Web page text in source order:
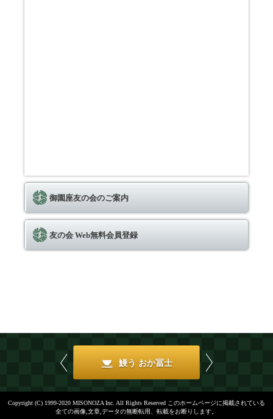
御園座友の会のご案内
友の会 Web無料会員登録
鰻う おか冨士
Copyright (C) 1999-2020 MISONOZA Inc. All Rights Reserved このホームページに掲載されている
全ての画像,文章,データの無断転用、転載をお断りします。